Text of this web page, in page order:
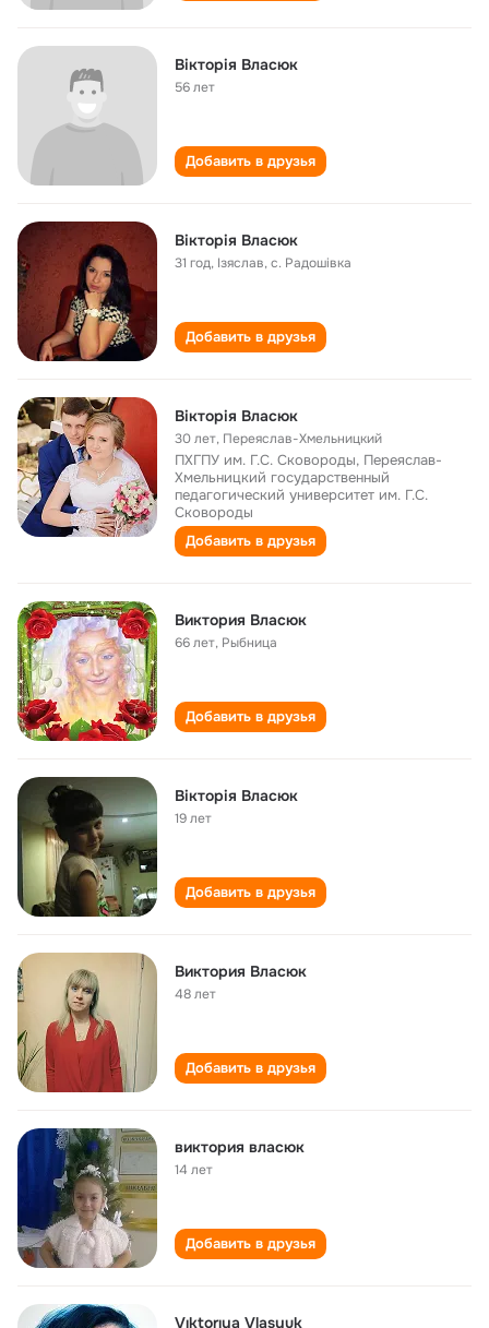
Вікторія Власюк
56 лет
Добавить в друзья
Вікторія Власюк
31 год, Ізяслав, с. Радошівка
Добавить в друзья
Вікторія Власюк
30 лет, Переяслав-Хмельницкий
ПХГПУ им. Г.С. Сковороды, Переяслав-
Хмельницкий государственный
педагогический университет им. Г.С.
Сковороды
Добавить в друзья
Виктория Власюк
66 лет, Рыбница
Добавить в друзья
Вікторія Власюк
19 лет
Добавить в друзья
Виктория Власюк
48 лет
Добавить в друзья
виктория власюк
14 лет
Добавить в друзья
Vıktorıya Vlasyuk